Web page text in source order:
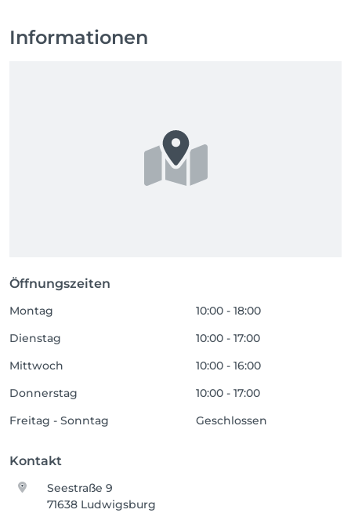
Informationen
Öffnungszeiten
Montag
10:00 - 18:00
Dienstag
10:00 - 17:00
Mittwoch
10:00 - 16:00
Donnerstag
10:00 - 17:00
Freitag - Sonntag
Geschlossen
Kontakt
Seestraße 9
71638 Ludwigsburg